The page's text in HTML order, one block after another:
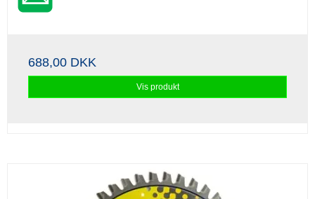
688,00 DKK
Vis produkt